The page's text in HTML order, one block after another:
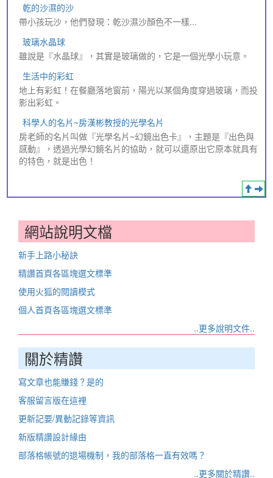
乾的沙濕的沙
帶小孩玩沙，他們發現：乾沙濕沙顏色不一樣...
玻璃水晶球
雖說是『水晶球』，其實是玻璃做的，它是一個光學小玩意。
生活中的彩虹
地上有彩虹！在餐廳落地窗前，陽光以某個角度穿過玻璃，而投
影出彩虹。
科學人的名片~房漢彬教授的光學名片
房老師的名片叫做『光學名片~幻鏡出色卡』，主題是『出色與
感動』，透過光學幻鏡名片的協助，就可以還原出它原本就具有
的特色，就是出色！
網站說明文檔
新手上路小秘訣
精讚首頁各區塊選文標準
使用火狐的閱讀模式
個人首頁各區塊選文標準
..更多說明文件..
關於精讚
寫文章也能賺錢？是的
客服留言版在這裡
更新記要/異動記錄等資訊
新版精讚設計緣由
部落格帳號的退場機制，我的部落格一直有效嗎？
..更多關於精讚..